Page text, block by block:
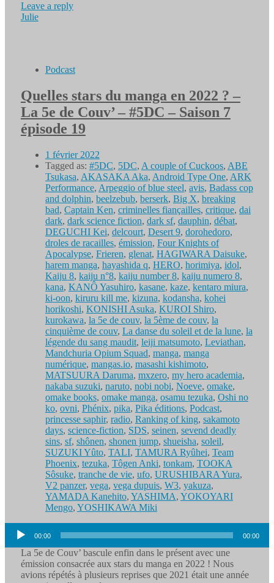
Leave a reply
Julie
Podcast
Quelles stars du manga en 2022 ? –
La 5e de Couv’ – #5DC – Saison 7
épisode 19
1 février 2022
Tagged as: #5DC, 5DC, A couple of Cuckoos, ABE
Tsukasa, AKASAKA Aka, Android Type One, ARK
Performance, Arpeggio of blue steel, avis, Badass cop
and dolphin, beelzebub, berserk, Big X, breaking
bad, Captain Ken, criminelles fiançailles, critique, dai
dark, dark science fiction, dark sf, dauphin, débat,
DEGUCHI Kei, delcourt, Desert 9, dorohedoro,
droles de racailles, émission, Four Knights of
Apocalypse, Frieren, glenat, HAGIWARA Daisuke,
harem manga, hayashida q, HERO, horimiya, idol,
Kaiju 8, kaiju n°8, kaiju number 8, kaiju numero 8,
kana, KANÔ Yasuhiro, kasane, kaze, kentaro miura,
ki-oon, kiruru kill me, kizuna, kodansha, kohei
horikoshi, KONISHI Asuka, KUROI Shiro,
kurokawa, la 5e de couv, la 5ème de couv, la
cinquième de couv, La danse du soleil et de la lune, la
légende du sang maudit, leiji matsumoto, Leviathan,
Mandchuria Opium Squad, manga, manga
numérique, mangas.io, masashi kishimoto,
MATSUURA Daruma, mxzero, my hero academia,
nakaba suzuki, naruto, nobi nobi, Noeve, omake,
omake books, omake manga, osamu tezuka, Oshi no
ko, ovni, Phénix, pika, Pika éditions, Podcast,
princesse saphir, radio, Ranking of king, sakamoto
days, science-fiction, SDS, seinen, sevend deadly
sins, sf, shônen, shonen jump, shueisha, soleil,
SUZUKI Yûto, TALI, TAMURA Ryûhei, Team
Phoenix, tezuka, Tôgen Anki, tonkam, TOOKA
Sôsuke, tranche de vie, ufo, URUSHIBARA Yura,
V2 panzer, vega, vega dupuis, W3, yakuza,
YAMADA Kanehito, YASHIMA, YOKOYARI
Mengo, YOSHIKAWA Miki
Lecteur
audio
00:00 00:00
La 5e de Couv’ bascule enfin dans le présent avec une
émission consacrée aux stars du manga en 2022 ! Nous
avions répétés à plusieurs reprises que 2021 était une année